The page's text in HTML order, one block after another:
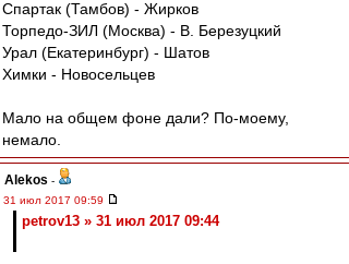
Спартак (Тамбов) - Жирков
Торпедо-ЗИЛ (Москва) - В. Березуцкий
Урал (Екатеринбург) - Шатов
Химки - Новосельцев
Мало на общем фоне дали? По-моему,
немало.
Alekos -
31 июл 2017 09:59
petrov13 » 31 июл 2017 09:44